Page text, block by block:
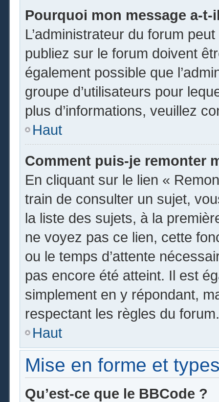
Pourquoi mon message a-
L’administrateur du forum
publiez sur le forum doivent
également possible que
groupe d’utilisateurs pour
plus d’informations, veuillez
Haut
Comment puis-je remonter
En cliquant sur le lien «
train de consulter un sujet,
la liste des sujets, à la
ne voyez pas ce lien, cette
ou le temps d’attente
pas encore été atteint. Il est
simplement en y répondant,
respectant les règles du forum.
Haut
Mise en forme et
Qu’est-ce que le BBCode ?